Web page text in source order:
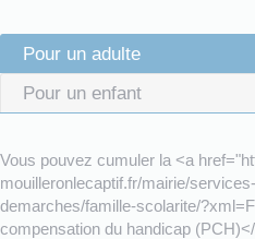
Pour un adulte
Pour un enfant
Vous pouvez cumuler la <a
mouilleronlecaptif.fr/mairie/
demarches/famille-scolarite/
compensation du handicap